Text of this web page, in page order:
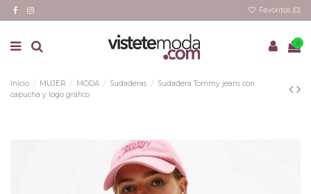
Favoritos (0)
0
Inicio MUJER MODA Sudaderas
Sudadera Tommy jeans con
capucha y logo gráfico